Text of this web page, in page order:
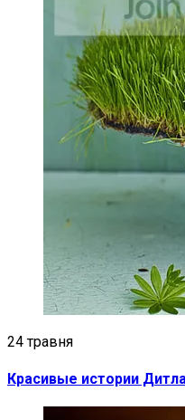
24 травня
Красивые истории